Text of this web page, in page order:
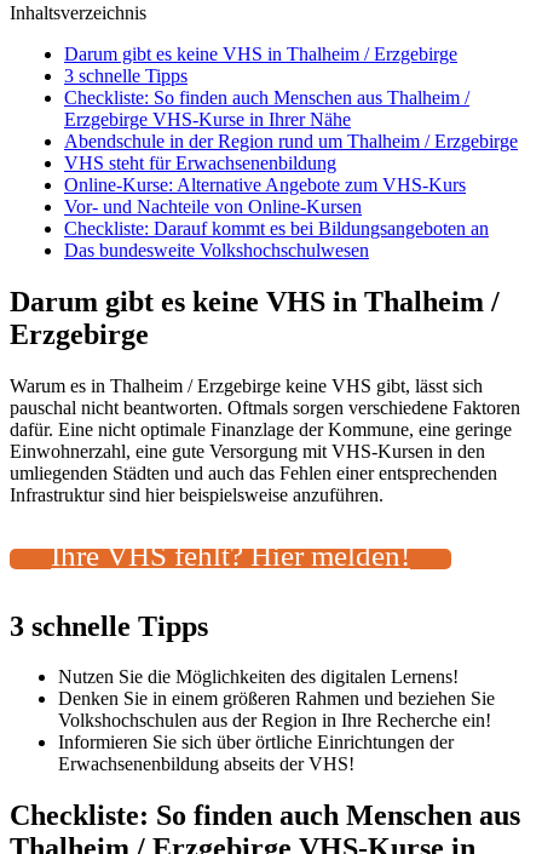
Inhaltsverzeichnis
Darum gibt es keine VHS in Thalheim / Erzgebirge
3 schnelle Tipps
Checkliste: So finden auch Menschen aus Thalheim /
Erzgebirge VHS-Kurse in Ihrer Nähe
Abendschule in der Region rund um Thalheim / Erzgebirge
VHS steht für Erwachsenenbildung
Online-Kurse: Alternative Angebote zum VHS-Kurs
Vor- und Nachteile von Online-Kursen
Checkliste: Darauf kommt es bei Bildungsangeboten an
Das bundesweite Volkshochschulwesen
Darum gibt es keine VHS in Thalheim /
Erzgebirge
Warum es in Thalheim / Erzgebirge keine VHS gibt, lässt sich
pauschal nicht beantworten. Oftmals sorgen verschiedene Faktoren
dafür. Eine nicht optimale Finanzlage der Kommune, eine geringe
Einwohnerzahl, eine gute Versorgung mit VHS-Kursen in den
umliegenden Städten und auch das Fehlen einer entsprechenden
Infrastruktur sind hier beispielsweise anzuführen.
Ihre VHS fehlt? Hier melden!
3 schnelle Tipps
Nutzen Sie die Möglichkeiten des digitalen Lernens!
Denken Sie in einem größeren Rahmen und beziehen Sie
Volkshochschulen aus der Region in Ihre Recherche ein!
Informieren Sie sich über örtliche Einrichtungen der
Erwachsenenbildung abseits der VHS!
Checkliste: So finden auch Menschen aus